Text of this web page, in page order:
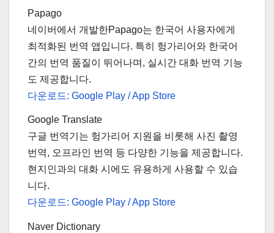
Papago
네이버에서 개발한Papago는 한국어 사용자에게
최적화된 번역 앱입니다. 특히 헝가리어와 한국어
간의 번역 품질이 뛰어나며, 실시간 대화 번역 기능
도 제공합니다.
다운로드: Google Play / App Store
Google Translate
구글 번역기는 헝가리어 지원을 비롯해 사진 촬영
번역, 오프라인 번역 등 다양한 기능을 제공합니다.
현지인과의 대화 시에도 유용하게 사용할 수 있습
니다.
다운로드: Google Play / App Store
Naver Dictionary